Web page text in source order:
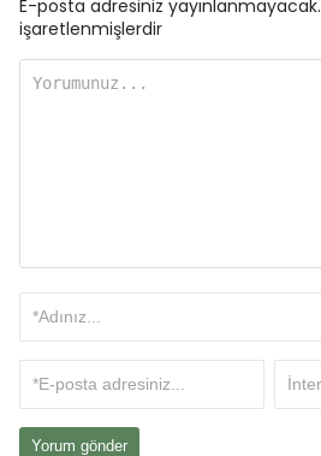
E-posta adresiniz yayınlanmayacak.
işaretlenmişlerdir